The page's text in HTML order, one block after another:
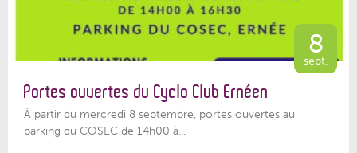
8
sept.
Portes ouvertes du Cyclo Club Ernéen
À partir du mercredi 8 septembre, portes ouvertes au
parking du COSEC de 14h00 à...